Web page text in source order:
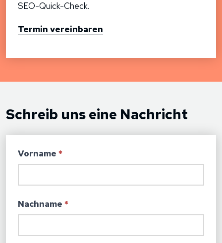
SEO-Quick-Check.
Termin vereinbaren
Schreib uns eine Nachricht
Vorname *
Nachname *